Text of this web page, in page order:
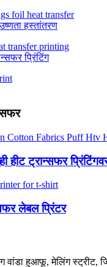
हस्तांतरण
प्रिंटिंग
हीट ट्रान्सफर
लेबल प्रिंटर
वांडा हुआफू, मेलिंग स्ट्रीट,